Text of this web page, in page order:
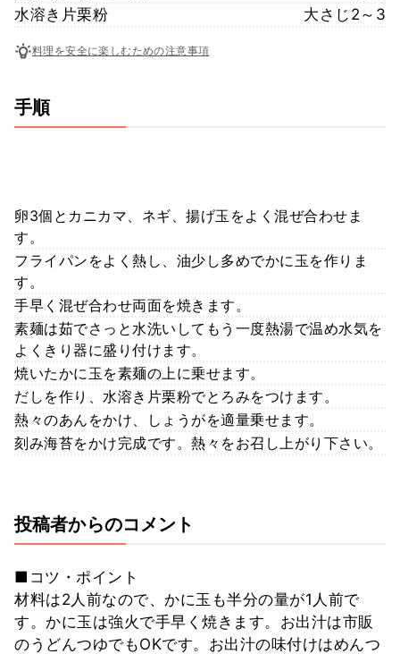
水溶き片栗粉
大さじ2～3
料理を安全に楽しむための注意事項
手順
卵3個とカニカマ、ネギ、揚げ玉をよく混ぜ合わせま
す。
フライパンをよく熱し、油少し多めでかに玉を作りま
す。
手早く混ぜ合わせ両面を焼きます。
素麺は茹でさっと水洗いしてもう一度熱湯で温め水気を
よくきり器に盛り付けます。
焼いたかに玉を素麺の上に乗せます。
だしを作り、水溶き片栗粉でとろみをつけます。
熱々のあんをかけ、しょうがを適量乗せます。
刻み海苔をかけ完成です。熱々をお召し上がり下さい。
投稿者からのコメント
■コツ・ポイント
材料は2人前なので、かに玉も半分の量が1人前で
す。かに玉は強火で手早く焼きます。お出汁は市販
のうどんつゆでもOKです。お出汁の味付けはめんつ